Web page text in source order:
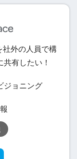
外の人員で構
有したい！
ジョニング